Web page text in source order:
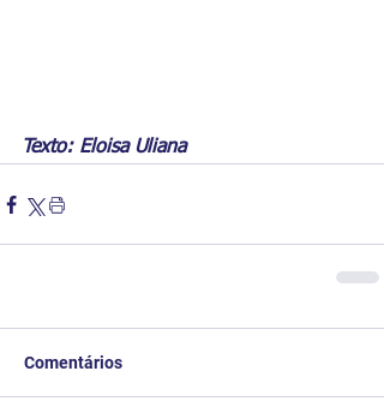
Texto: Eloisa Uliana
Comentários